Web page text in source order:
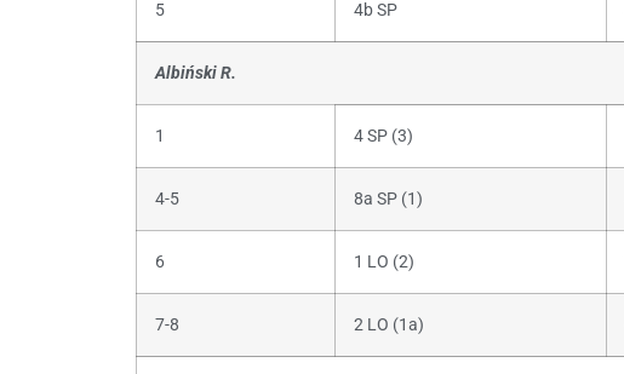
5 4b SP
Albiński R.
1 4 SP (3)
4-5 8a SP (1)
6 1 LO (2)
7-8 2 LO (1a)